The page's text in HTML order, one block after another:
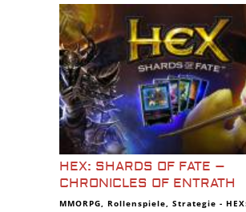
HEX: SHARDS OF FATE –
CHRONICLES OF ENTRATH
MMORPG, Rollenspiele, Strategie -